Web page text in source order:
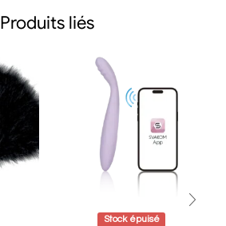
Produits liés
Stock épuisé